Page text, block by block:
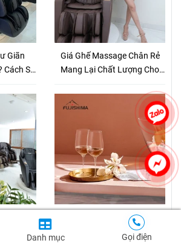
Giãn
Cách Sử
Giá Ghế Massage Chân Rẻ
Mang Lại Chất Lượng Cho
Hà
Chất
Quà Tặng Sếp Về Hưu Ý
Nghĩa Và Những Lưu Ý Cần
Danh mục Gọi điện